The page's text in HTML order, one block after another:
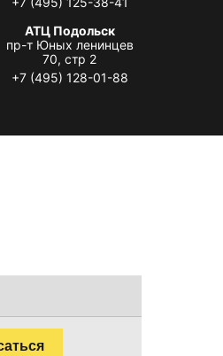
АТЦ Подольск
пр-т Юных ленинцев
70, стр 2
+7 (495) 128-01-88